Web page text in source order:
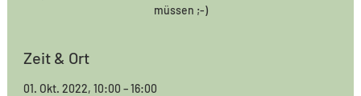
müssen ;-)
Zeit & Ort
01. Okt. 2022, 10:00 – 16:00